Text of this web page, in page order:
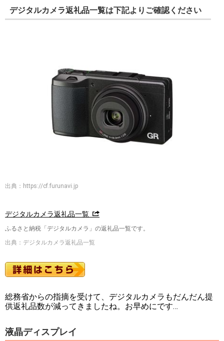
デジタルカメラ返礼品一覧は下記よりご確認ください
出典： https://cf.furunavi.jp
デジタルカメラ返礼品一覧
ふるさと納税「デジタルカメラ」の返礼品一覧です。
出典：デジタルカメラ返礼品一覧
総務省からの指摘を受けて、デジタルカメラもだんだん提
供返礼品数が減ってきましたね。お早めにです…
液晶ディスプレイ